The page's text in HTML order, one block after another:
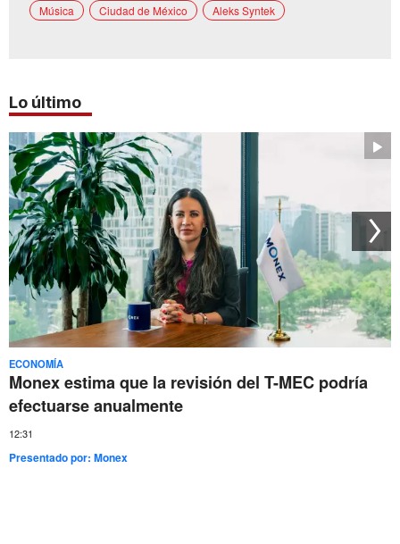
Música
Ciudad de México Aleks Syntek
Lo último
ECONOMÍA
Monex estima que la revisión del T-MEC podría
efectuarse anualmente
12:31
Presentado por:Monex